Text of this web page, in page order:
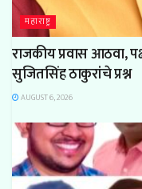
महाराष्ट्र
राजकीय प्रवास आठवा,
सुजितसिंह ठाकुरांचे प्रश्न
AUGUST 6, 2026